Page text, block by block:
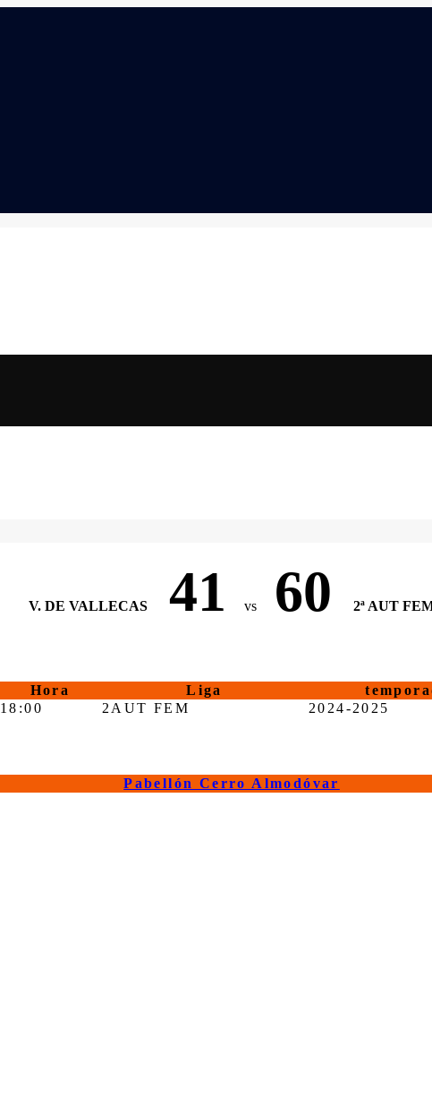
V. DE VALLECAS 41 vs 60 2ª AUT
Hora Liga
18:00 2AUT FEM 2024-2025
Pabellón Cerro Almodóvar